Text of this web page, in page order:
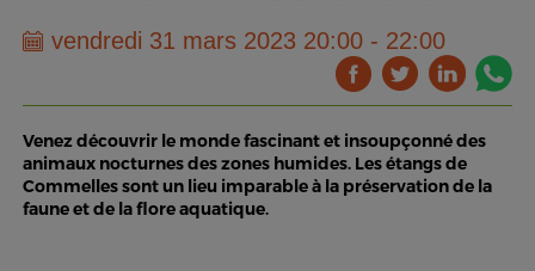
vendredi 31 mars 2023 20:00 - 22:00
Venez découvrir le monde fascinant et insoupçonné des
animaux nocturnes des zones humides. Les étangs de
Commelles sont un lieu imparable à la préservation de la
faune et de la flore aquatique.